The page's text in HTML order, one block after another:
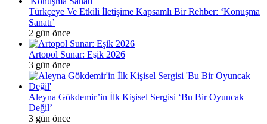
Türkçeye Ve Etkili İletişime Kapsamlı Bir Rehber: ‘Konuşma
Sanatı’
2 gün önce
Artopol Sunar: Eşik 2026
3 gün önce
Aleyna Gökdemir’in İlk Kişisel Sergisi ‘Bu Bir Oyuncak
Değil’
3 gün önce